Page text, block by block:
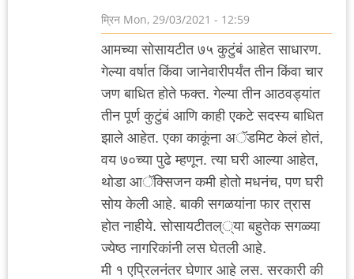
म्रिन Mon, 29/03/2021 - 12:59
आमच्या सोसायटीत ७५ कुटुंबं आहेत साधारण.
गेल्या वर्षात किंवा जानेवारीपर्यंत तीन किंवा चार
जण बाधित होते फक्त. गेल्या तीन आठवड्यांत
तीन पूर्ण कुटुंबं आणि काही एकटे सदस्य बाधित
झाले आहेत. एका काकूंना अॅडमिट केलं हाेतं,
वय ७०च्या पुढे म्हणून. त्या घरी आल्या आहेत,
थोडा आॅक्सिजन कमी होतो मधनंच, पण घरी
सोय केली आहे. बाकी सगळयांना फार त्रास
होत नाहीये. सोसायटीतल््या बहुतेक सगळ्या
ज्येष्ठ नागरिकांनी लस घेतली आहे.
मी १ एप्रिलनंतर घेणार आहे लस. सरकारी की